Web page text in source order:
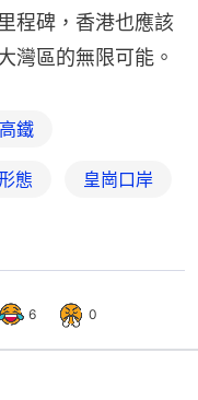
程碑，香港也應該
灣區的無限可能。
高鐵
態 皇崗口岸
6 0